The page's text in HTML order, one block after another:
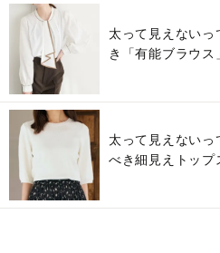
太って見えない
き「有能ブラウス
太って見えないっ
べき細見えトップ